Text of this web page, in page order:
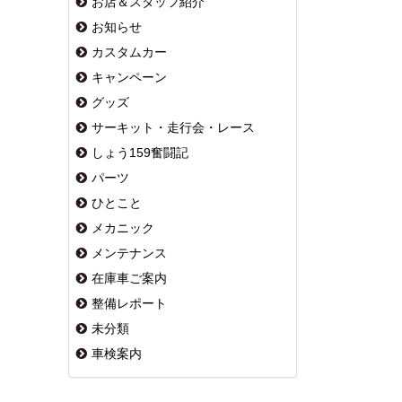
お知らせ
カスタムカー
キャンペーン
グッズ
サーキット・走行会・レース
しょう159奮闘記
パーツ
ひとこと
メカニック
メンテナンス
在庫車ご案内
整備レポート
未分類
車検案内